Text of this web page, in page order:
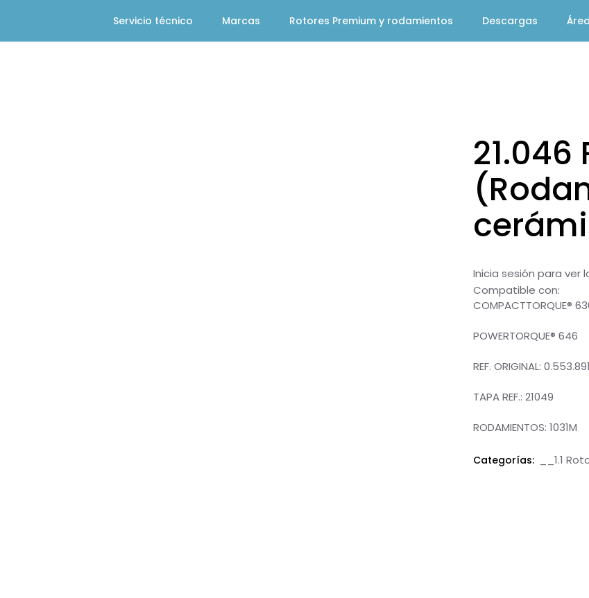
Servicio técnico Marcas Rotores Premium y rodamientos Descargas
21.046
Inicia sesión para ver
Compatible con:
COMPACTTORQUE®
POWERTORQUE® 646
REF. ORIGINAL:
TAPA REF.: 21049
RODAMIENTOS: 1031M
Categorías: __1.1